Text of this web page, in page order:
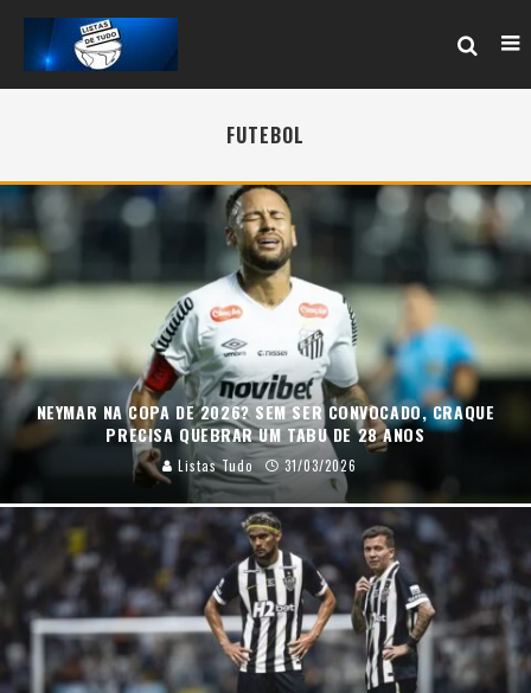
FUTEBOL
NEYMAR NA COPA DE 2026? SEM SER CONVOCADO, CRAQUE
PRECISA QUEBRAR UM TABU DE 28 ANOS
Listas Tudo 31/03/2026